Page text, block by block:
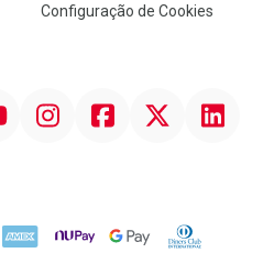
Configuração de Cookies
InstagramFacebookTwitter Linkedin
AMEX NuPay Google PayDiners Club